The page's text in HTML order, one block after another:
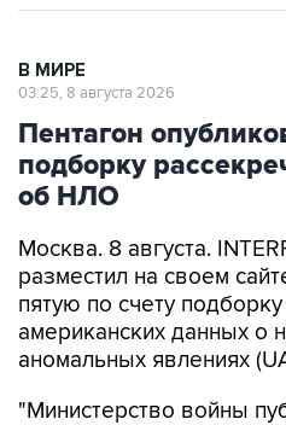
В МИРЕ
03:25, 8 августа 2026
Пентагон
подборку
об НЛО
Москва. 8 августа.
разместил на своем
пятую по счету
американских данных о
аномальных явлениях
"Министерство войны